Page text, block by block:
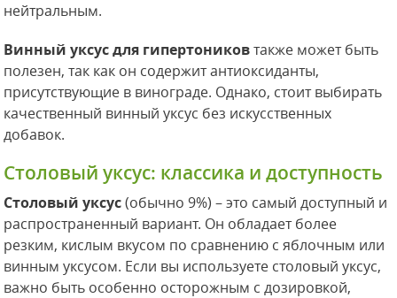
нейтральным.
Винный уксус для гипертониковтакже может быть
полезен, так как он содержит антиоксиданты,
присутствующие в винограде. Однако, стоит выбирать
качественный винный уксус без искусственных
добавок.
Столовый уксус: классика и доступность
Столовый уксус(обычно 9%) – это самый доступный и
распространенный вариант. Он обладает более
резким, кислым вкусом по сравнению с яблочным или
винным уксусом. Если вы используете столовый уксус,
важно быть особенно осторожным с дозировкой,